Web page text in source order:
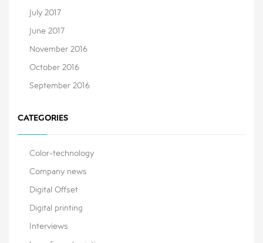
July 2017
June 2017
November 2016
October 2016
September 2016
CATEGORIES
Color-technology
Company news
Digital Offset
Digital printing
Interviews